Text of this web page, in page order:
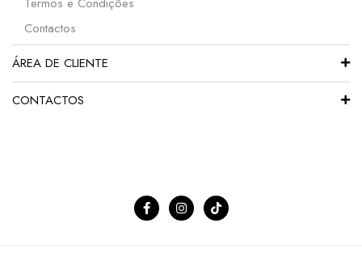
Contactos
ÁREA DE CLIENTE
CONTACTOS